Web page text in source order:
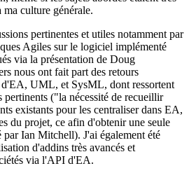
ma culture générale.
pertinentes et utiles notamment par
Agiles sur le logiciel implémenté
via la présentation de Doug
nous ont fait part des retours
d'EA, UML, et SysML, dont ressortent
pertinents ("la nécessité de recueillir
existants pour les centraliser dans EA,
du projet, ce afin d'obtenir une seule
Ian Mitchell). J'ai également été
d'addins très avancés et
via l'API d'EA.